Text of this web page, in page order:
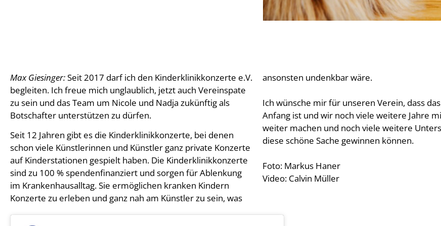
Max Giesinger:Seit 2017 darf ich den Kinderklinikkonzerte e.V.
begleiten. Ich freue mich unglaublich, jetzt auch Vereinspate
zu sein und das Team um Nicole und Nadja zukünftig als
Botschafter unterstützen zu dürfen.
Seit 12 Jahren gibt es die Kinderklinikkonzerte, bei denen
schon viele Künstlerinnen und Künstler ganz private Konzerte
auf Kinderstationen gespielt haben. Die Kinderklinikkonzerte
sind zu 100 % spendenfinanziert und sorgen für Ablenkung
im Krankenhausalltag. Sie ermöglichen kranken Kindern
Konzerte zu erleben und ganz nah am Künstler zu sein, was
ansonsten undenkbar wäre.
Ich wünsche mir für unseren Verein, dass
Anfang ist und wir noch viele weitere Jahre
weiter machen und noch viele weitere
diese schöne Sache gewinnen können.
Foto: Markus Haner
Video: Calvin Müller